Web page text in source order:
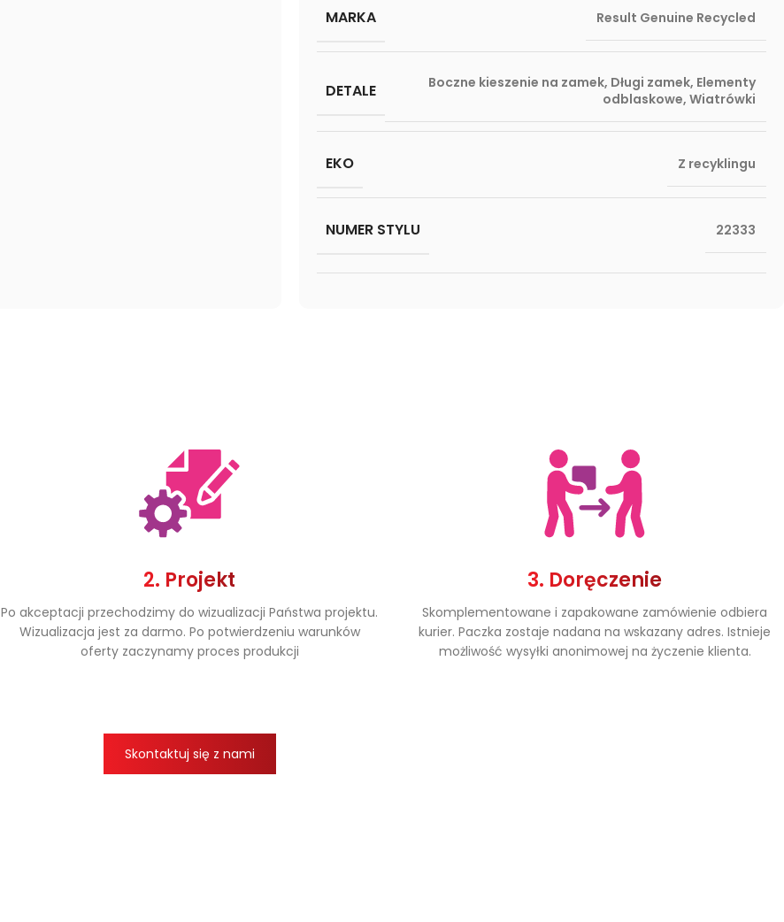
MARKA Result Genuine Recycled
DETALE Boczne kieszenie na zamek, Długi zamek, Elementy
odblaskowe, Wiatrówki
EKO Z recyklingu
NUMER STYLU 22333
2. Projekt
Po akceptacji przechodzimy do wizualizacji Państwa projektu.
Wizualizacja jest za darmo. Po potwierdzeniu warunków
oferty zaczynamy proces produkcji
3. Doręczenie
Skomplementowane i zapakowane zamówienie odbiera
kurier. Paczka zostaje nadana na wskazany adres. Istnieje
możliwość wysyłki anonimowej na życzenie klienta.
Skontaktuj się z nami